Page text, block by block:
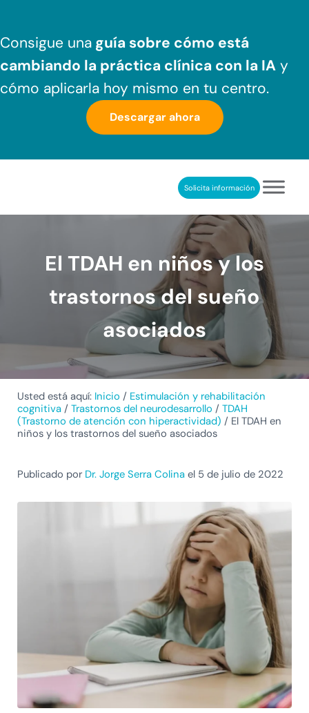
Consigue una guía sobre cómo está
cambiando la práctica clínica con la IA y
cómo aplicarla hoy mismo en tu centro.
Descargar ahora
REHABILITACIÓN COGNITIVA PROFESIONALSolicita información
El TDAH en niños y los
trastornos del sueño
asociados
Usted está aquí: Inicio / Estimulación y rehabilitación
cognitiva / Trastornos del neurodesarrollo / TDAH
(Trastorno de atención con hiperactividad) / El TDAH en
niños y los trastornos del sueño asociados
Publicado por Dr. Jorge Serra Colinael 5 de julio de 2022